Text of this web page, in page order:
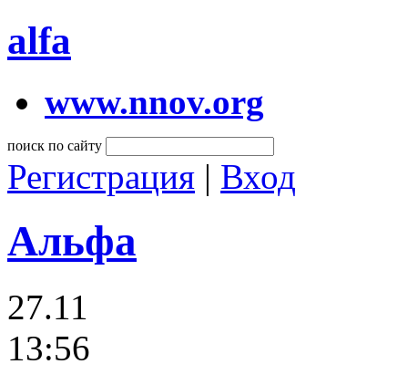
alfa
www.nnov.org
поиск по сайту
Регистрация | Вход
Альфа
27.11
13:56